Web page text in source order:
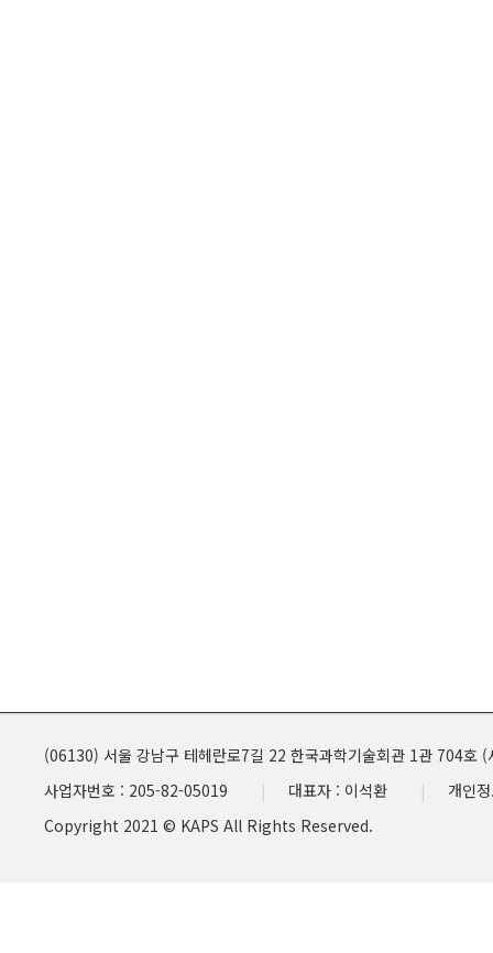
(06130) 서울 강남구 테헤란로7길 22 한국과학기술회관 1관 704호 (
사업자번호 : 205-82-05019
대표자 : 이석환
개인
Copyright 2021 © KAPS All Rights Reserved.